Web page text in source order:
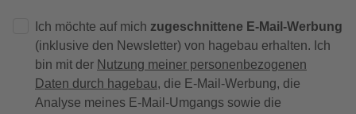
Ich möchte auf mich zugeschnittene E-Mail-Werbung
(inklusive den Newsletter) von hagebau erhalten. Ich
bin mit der Nutzung meiner personenbezogenen
Daten durch hagebau, die E-Mail-Werbung, die
Analyse meines E-Mail-Umgangs sowie die